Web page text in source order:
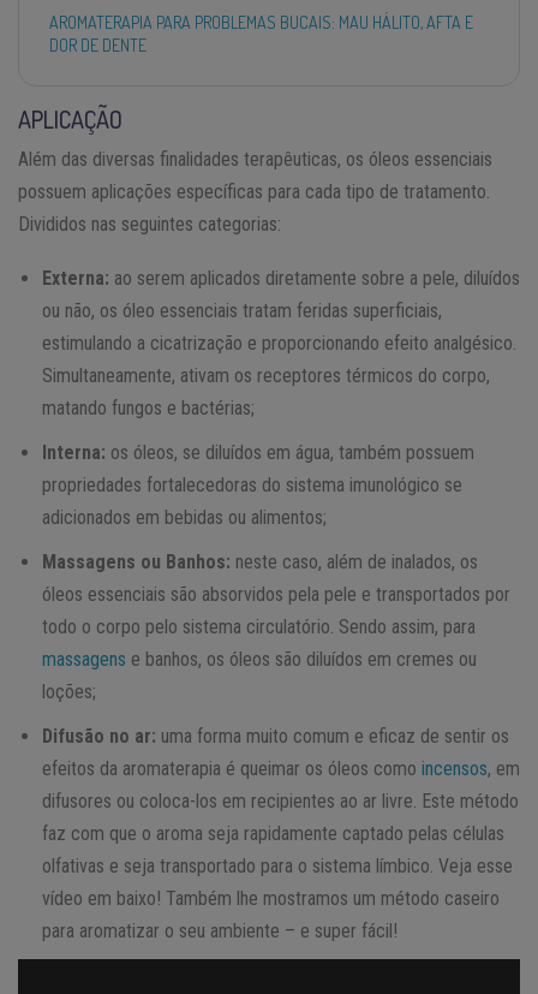
AROMATERAPIA PARA PROBLEMAS BUCAIS: MAU HÁLITO, AFTA E
DOR DE DENTE
APLICAÇÃO
Além das diversas finalidades terapêuticas, os óleos essenciais
possuem aplicações específicas para cada tipo de tratamento.
Divididos nas seguintes categorias:
Externa: ao serem aplicados diretamente sobre a pele, diluídos
ou não, os óleo essenciais tratam feridas superficiais,
estimulando a cicatrização e proporcionando efeito analgésico.
Simultaneamente, ativam os receptores térmicos do corpo,
matando fungos e bactérias;
Interna: os óleos, se diluídos em água, também possuem
propriedades fortalecedoras do sistema imunológico se
adicionados em bebidas ou alimentos;
Massagens ou Banhos: neste caso, além de inalados, os
óleos essenciais são absorvidos pela pele e transportados por
todo o corpo pelo sistema circulatório. Sendo assim, para
massagens e banhos, os óleos são diluídos em cremes ou
loções;
Difusão no ar: uma forma muito comum e eficaz de sentir os
efeitos da aromaterapia é queimar os óleos como incensos, em
difusores ou coloca-los em recipientes ao ar livre. Este método
faz com que o aroma seja rapidamente captado pelas células
olfativas e seja transportado para o sistema límbico. Veja esse
vídeo em baixo! Também lhe mostramos um método caseiro
para aromatizar o seu ambiente – e super fácil!